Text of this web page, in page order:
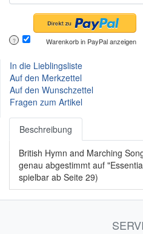
? Warenkorb in PayPal anzeigen
In die Lieblingsliste
Auf den Merkzettel
Auf den Wunschzettel
Fragen zum Artikel
Beschreibung
British Hymn and Marching
genau abgestimmt auf
spielbar ab Seite 29)